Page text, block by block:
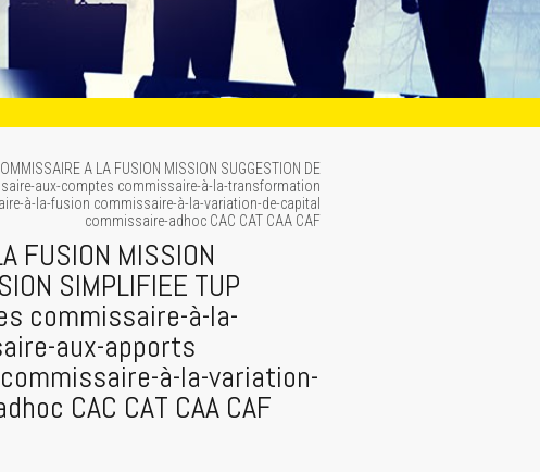
A LA FUSION MISSION SUGGESTION DE
aux-comptes commissaire-à-la-transformation
à-la-fusion commissaire-à-la-variation-de-capital
commissaire-adhoc CAC CAT CAA CAF
FUSION MISSION
SIMPLIFIEE TUP
commissaire-à-la-
aux-apports
à-la-variation-
CAC CAT CAA CAF